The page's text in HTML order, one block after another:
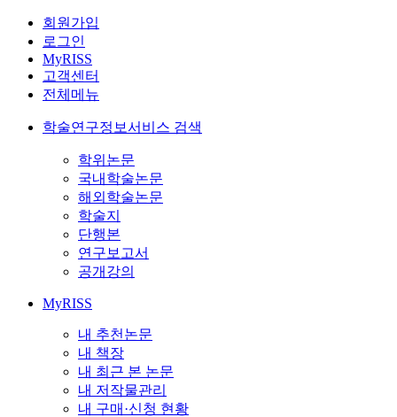
회원가입
로그인
MyRISS
고객센터
전체메뉴
학술연구정보서비스 검색
학위논문
국내학술논문
해외학술논문
학술지
단행본
연구보고서
공개강의
MyRISS
내 추천논문
내 책장
내 최근 본 논문
내 저작물관리
내 구매·신청 현황